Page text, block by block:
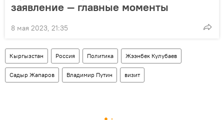
заявление — главные моменты
8 мая 2023, 21:35
Кыргызстан Россия Политика Жээнбек Кулубаев
Садыр Жапаров Владимир Путин визит